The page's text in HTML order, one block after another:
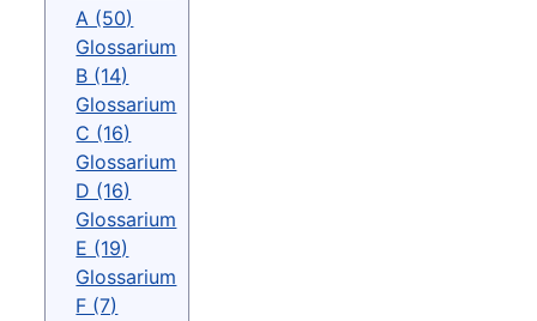
A (50)
Glossarium
B (14)
Glossarium
C (16)
Glossarium
D (16)
Glossarium
E (19)
Glossarium
F (7)